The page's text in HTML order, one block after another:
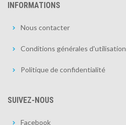
INFORMATIONS
Nous contacter
Conditions générales d'utilisation
Politique de confidentialité
SUIVEZ-NOUS
Facebook